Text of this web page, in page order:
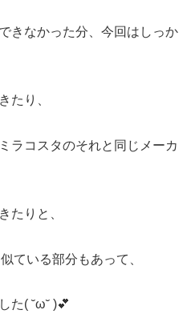
きなかった分、今回はしっか
たり、
ラコスタのそれと同じメーカ
たりと、
ている部分もあって、
た( ˘ω˘ )💕